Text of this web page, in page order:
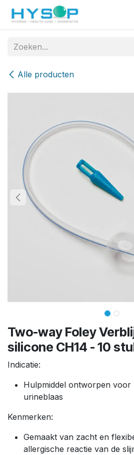
Overslaan naar inhoud
Alle producten
Two-way Foley
silicone CH14 - 10
Indicatie:
Hulpmiddel ontworpen voor
urineblaas
Kenmerken:
Gemaakt van zacht en
allergische reactie van de